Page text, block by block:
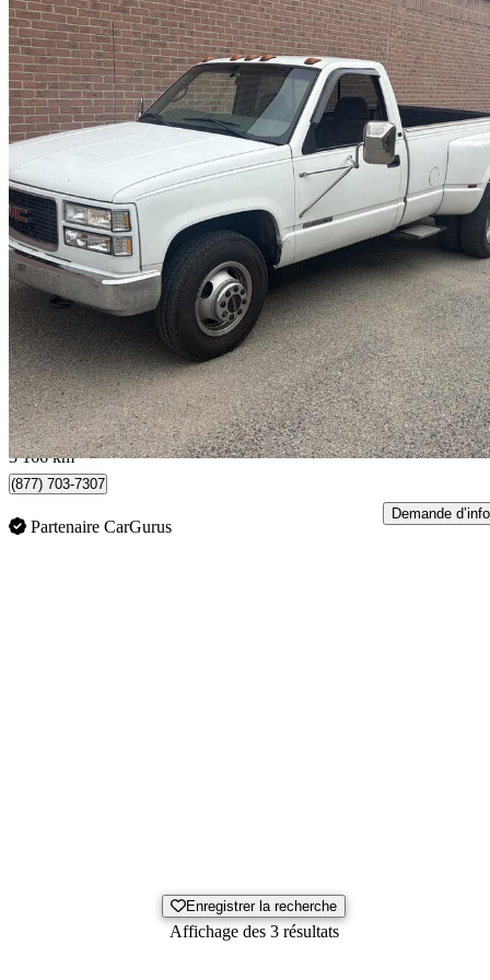
1998 GMC Sierra 3500
2 Dr C3500 SLE Standard Cab LB 545 800 km
8 500 $ Aucune
149 $/mois env.
Ajax, ON
3 166 km
(877) 703-7307
Partenaire CarGurus
Demande d’info
Enregistrer la recherche
Affichage des 3 résultats